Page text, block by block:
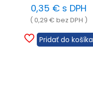
0,35 € s DPH
( 0,29€ bez DPH )
Pridať do košíka